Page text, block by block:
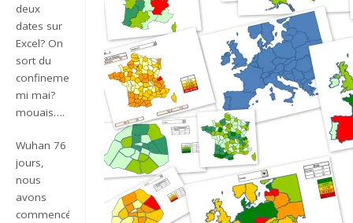
deux
dates sur
Excel? On
sort du
confinement
mi mai?
mouais….
Wuhan 76
jours,
nous
avons
commencé